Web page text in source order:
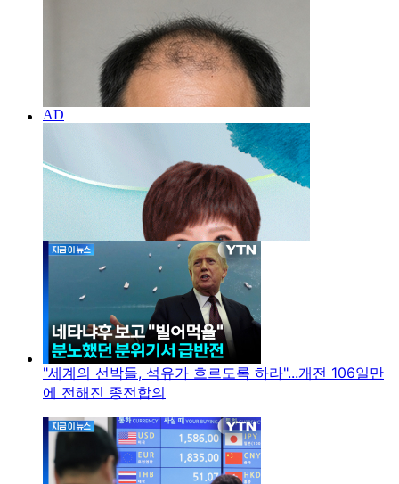
"세계의 선박들, 석유가 흐르도록 하라"...개전 106일만
에 전해진 종전합의